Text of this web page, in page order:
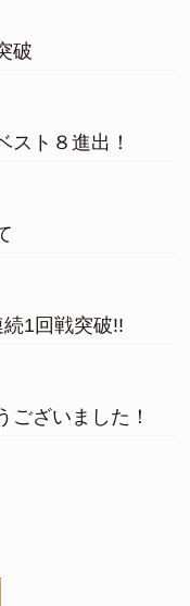
破
ト８進出！
1回戦突破!!
ございました！